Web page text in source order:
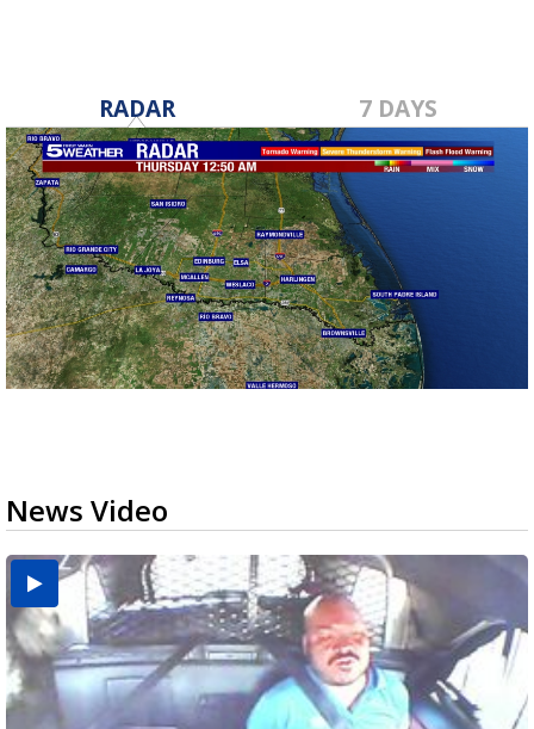
RADAR 7 DAYS
News Video